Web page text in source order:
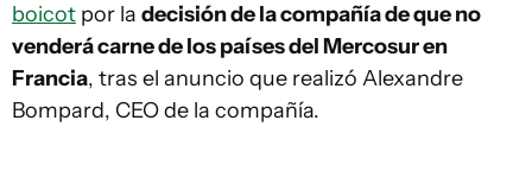
boicot por la decisión de la compañía de que no
venderá carne de los países del Mercosur en
Francia, tras el anuncio que realizó Alexandre
Bompard, CEO de la compañía.